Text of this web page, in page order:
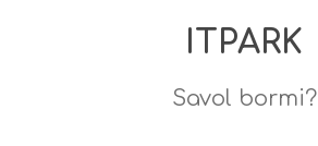
ITPARK
Savol bormi?